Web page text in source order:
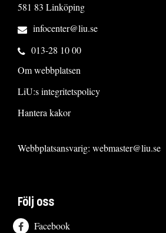
581 83 Linköping
infocenter@liu.se
013-28 10 00
Om webbplatsen
LiU:s integritetspolicy
Hantera kakor
Webbplatsansvarig: webmaster@liu.se
Följ oss
Facebook